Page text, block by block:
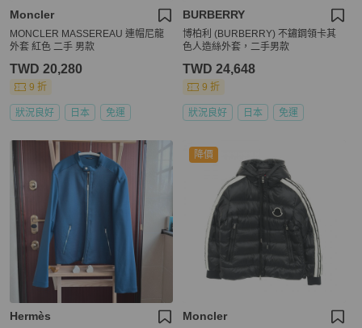
Moncler
MONCLER MASSEREAU 連帽尼龍
外套 紅色 二手 男款
TWD 20,280
9 折
狀況良好 日本 免運
BURBERRY
博柏利 (BURBERRY) 不鏽鋼領卡其
色人造絲外套，二手男款
TWD 24,648
9 折
狀況良好 日本 免運
Hermès
降價
Moncler